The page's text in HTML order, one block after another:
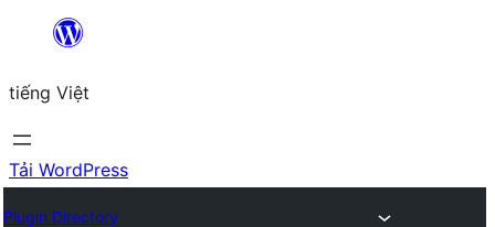
Chuyển
phần
nội
dung
tiếng Việt
Tải WordPress
Plugin Directory